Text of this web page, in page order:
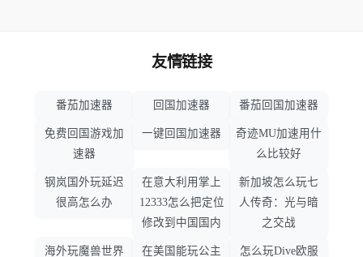
友情链接
番茄加速器 回国加速器 番茄回国加速器
免费回国游戏加
速器
一键回国加速器
奇迹MU加速用什
么比较好
钢岚国外玩延迟
很高怎么办
在意大利用掌上
12333怎么把定位
修改到中国国内
新加坡怎么玩七
人传奇：光与暗
之交战
海外玩魔兽世界 在美国能玩公主 怎么玩Dive欧服